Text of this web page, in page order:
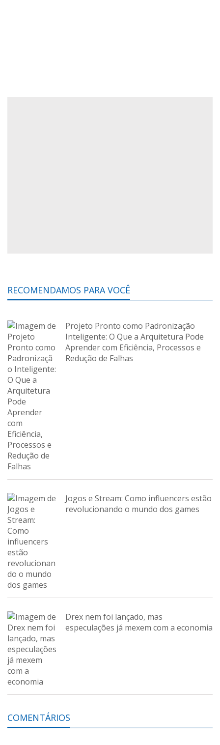
RECOMENDAMOS PARA VOCÊ
Projeto Pronto como Padronização
Inteligente: O Que a Arquitetura Pode
Aprender com Eficiência, Processos e
Redução de Falhas
Jogos e Stream: Como influencers estão
revolucionando o mundo dos games
Drex nem foi lançado, mas
especulações já mexem com a economia
COMENTÁRIOS